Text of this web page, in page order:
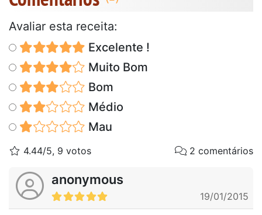
Avaliar esta receita:
Excelente !
Muito Bom
Bom
Médio
Mau
4.44/5, 9 votos 2 comentários
anonymous
19/01/2015